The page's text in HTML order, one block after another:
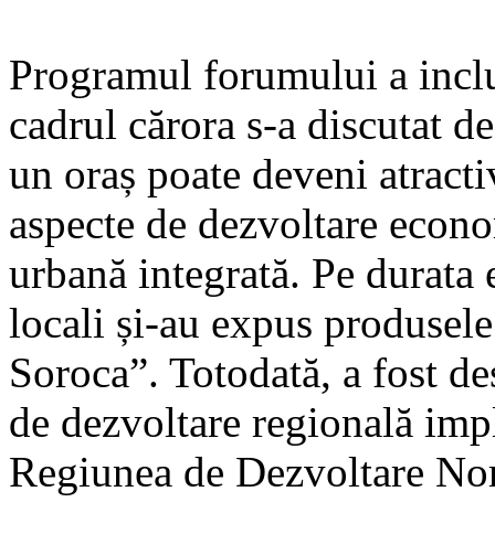
Programul forumului a
cadrul cărora s-a discutat
un oraș poate deveni
aspecte de dezvoltare
urbană integrată. Pe
locali și-au expus
Soroca”. Totodată, a fost
de dezvoltare regională
Regiunea de Dezvoltare